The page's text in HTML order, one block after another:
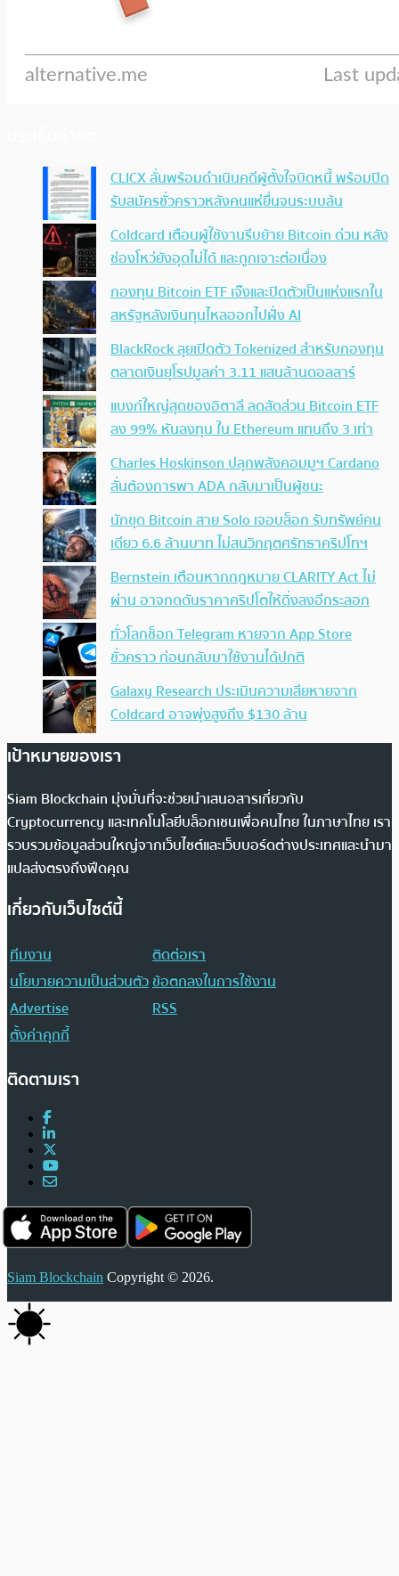
CLICX ลั่นพร้อมดำเนินคดีผู้ตั้งใจบิดหนี้ พร้อมปิด
รับสมัครชั่วคราวหลังคนแห่ยื่นจนระบบล้น
Coldcard เตือนผู้ใช้งานรีบย้าย Bitcoin ด่วน หลัง
ช่องโหว่ยังอุดไม่ได้ และถูกเจาะต่อเนื่อง
กองทุน Bitcoin ETF เจ๊งและปิดตัวเป็นแห่งแรกใน
สหรัฐหลังเงินทุนไหลออกไปฝั่ง AI
BlackRock ลุยเปิดตัว Tokenized สำหรับกองทุน
ตลาดเงินยุโรปมูลค่า 3.11 แสนล้านดอลลาร์
แบงก์ใหญ่สุดของอิตาลี ลดสัดส่วน Bitcoin ETF
ลง 99% หันลงทุน ใน Ethereum แทนถึง 3 เท่า
Charles Hoskinson ปลุกพลังคอมมูฯ Cardano
ลั่นต้องการพา ADA กลับมาเป็นผู้ชนะ
นักขุด Bitcoin สาย Solo เจอบล็อก รับทรัพย์คน
เดียว 6.6 ล้านบาท ไม่สนวิกฤตศรัทธาคริปโทฯ
Bernstein เตือนหากกฎหมาย CLARITY Act ไม่
ผ่าน อาจกดดันราคาคริปโตให้ดิ่งลงอีกระลอก
ทั่วโลกช็อก Telegram หายจาก App Store
ชั่วคราว ก่อนกลับมาใช้งานได้ปกติ
Galaxy Research ประเมินความเสียหายจาก
Coldcard อาจพุ่งสูงถึง $130 ล้าน
เป้าหมายของเรา
Siam Blockchain มุ่งมั่นที่จะช่วยนำเสนอสารเกี่ยวกับ
Cryptocurrency และเทคโนโลยีบล็อกเชนเพื่อคนไทย ในภาษาไทย เรา
รวบรวมข้อมูลส่วนใหญ่จากเว็บไซต์และเว็บบอร์ดต่างประเทศและนำมา
แปลส่งตรงถึงฟีดคุณ
เกี่ยวกับเว็บไซต์นี้
ทีมงาน
ติดต่อเรา
นโยบายความเป็นส่วนตัวข้อตกลงในการใช้งาน
Advertise
RSS
ตั้งค่าคุกกี้
ติดตามเรา
Siam Blockchain Copyright © 2026.